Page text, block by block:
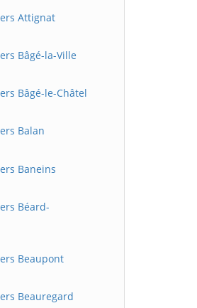
Attignat
Bâgé-la-Ville
Bâgé-le-Châtel
Balan
Baneins
Béard-
Beaupont
Beauregard